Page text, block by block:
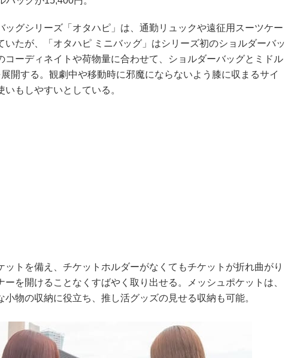
ッグシリーズ「オタハピ」は、通勤リュックや遠征用スーツケー
いたが、「オタハピ ミニバッグ」はシリーズ初のショルダーバッ
コーディネイトや荷物量に合わせて、ショルダーバッグとミドル
開する。観劇中や移動時に邪魔にならないよう膝に収まるサイ
いもしやすいとしている。
ットを備え、チケットホルダーがなくてもチケットが折れ曲がり
ーを開けることなくすばやく取り出せる。メッシュポケットは、
小物の収納に役立ち、推し活グッズの見せる収納も可能。